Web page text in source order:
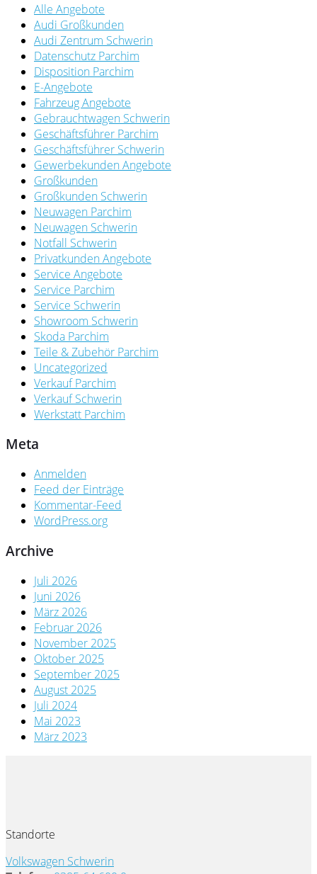
Alle Angebote
Audi Großkunden
Audi Zentrum Schwerin
Datenschutz Parchim
Disposition Parchim
E-Angebote
Fahrzeug Angebote
Gebrauchtwagen Schwerin
Geschäftsführer Parchim
Geschäftsführer Schwerin
Gewerbekunden Angebote
Großkunden
Großkunden Schwerin
Neuwagen Parchim
Neuwagen Schwerin
Notfall Schwerin
Privatkunden Angebote
Service Angebote
Service Parchim
Service Schwerin
Showroom Schwerin
Skoda Parchim
Teile & Zubehör Parchim
Uncategorized
Verkauf Parchim
Verkauf Schwerin
Werkstatt Parchim
Meta
Anmelden
Feed der Einträge
Kommentar-Feed
WordPress.org
Archive
Juli 2026
Juni 2026
März 2026
Februar 2026
November 2025
Oktober 2025
September 2025
August 2025
Juli 2024
Mai 2023
März 2023
Standorte
Volkswagen Schwerin